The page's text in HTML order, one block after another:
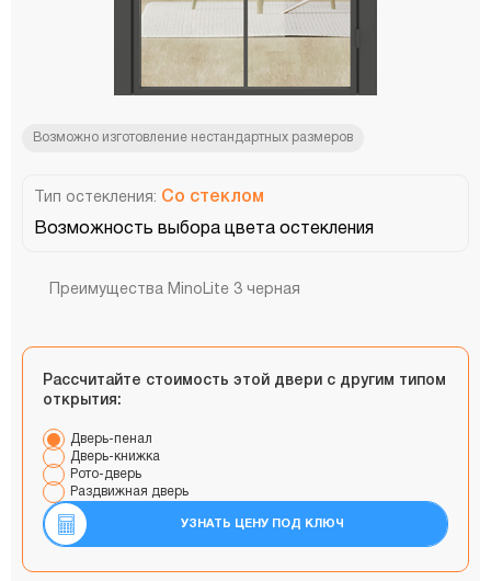
Возможно изготовление нестандартных размеров
Тип остекления: Со стеклом
Возможность выбора цвета остекления
Преимущества MinoLite 3 черная
Рассчитайте стоимость этой двери с другим типом
открытия:
Дверь-пенал
Дверь-книжка
Рото-дверь
Раздвижная дверь
УЗНАТЬ ЦЕНУ ПОД КЛЮЧ